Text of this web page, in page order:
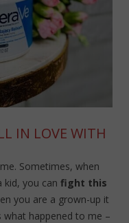
IN LOVE WITH
Sometimes, when
you can fight this
you are a grown-up it
happened to me –